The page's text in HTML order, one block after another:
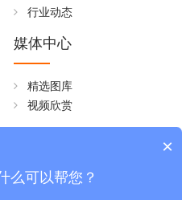
行业动态
媒体中心
精选图库
视频欣赏
×
么可以帮您？